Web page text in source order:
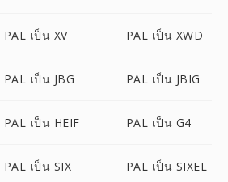
PAL เป็น XV PAL เป็น XWD
PAL เป็น JBG PAL เป็น JBIG
PAL เป็น HEIF PAL เป็น G4
PAL เป็น SIX PAL เป็น SIXEL